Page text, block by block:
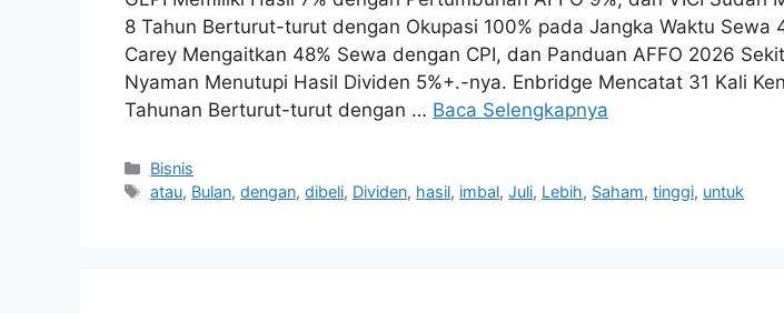
8 Tahun Berturut-turut dengan Okupasi 100% pada Jangka Waktu Sewa
Carey Mengaitkan 48% Sewa dengan CPI, dan Panduan AFFO 2026
Nyaman Menutupi Hasil Dividen 5%+.-nya. Enbridge Mencatat 31 Kali
Tahunan Berturut-turut dengan … Baca Selengkapnya
Kategori
Bisnis
Tag
atau, Bulan,dengan,dibeli, Dividen, hasil, imbal,Juli, Lebih, Saham,tinggi, untuk